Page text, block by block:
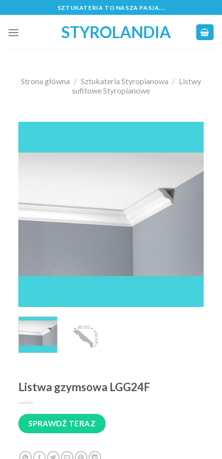
to
content
SZTUKATERIA TO NASZA PASJA...
STYROLANDIA
Strona główna / Sztukateria Styropianowa / Listwy
sufitowe Styropianowe
Listwa gzymsowa LGG24F
SPRAWDŹ TERAZ